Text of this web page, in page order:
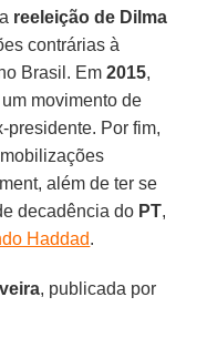
reeleição de Dilma
contrárias à
Brasil. Em2015,
movimento de
presidente. Por fim,
além de ter se
decadência do PT,
Haddad.
, publicada por